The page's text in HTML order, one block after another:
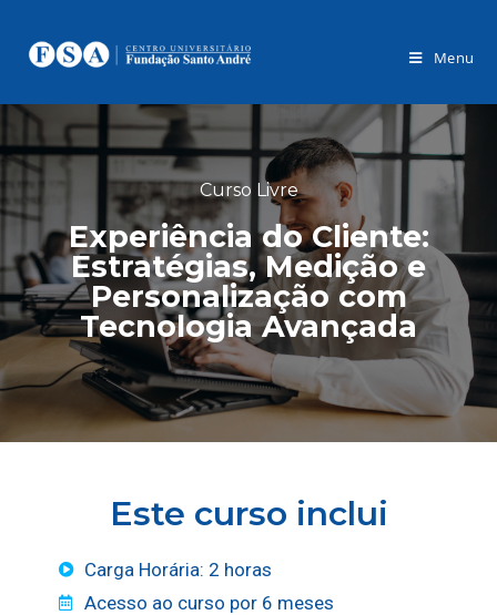
Menu
Curso Livre
Experiência do Cliente:
Estratégias, Medição e
Personalização com
Tecnologia Avançada
Este curso inclui
Carga Horária: 2 horas
Acesso ao curso por 6 meses